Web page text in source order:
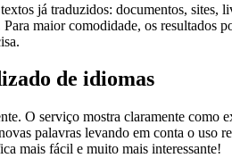
já traduzidos: documentos,
maior comodidade, os resultados
de idiomas
O serviço mostra claramente como
palavras levando em conta o
mais fácil e muito mais interessante!